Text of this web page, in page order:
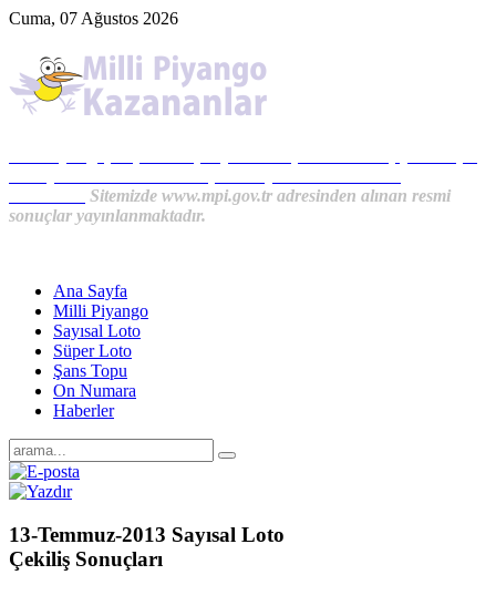
Cuma, 07 Ağustos 2026
Sitemizde www.mpi.gov.tr adresinden alınan resmi
sonuçlar yayınlanmaktadır.
Ana Sayfa
Milli Piyango
Sayısal Loto
Süper Loto
Şans Topu
On Numara
Haberler
13-Temmuz-2013 Sayısal Loto
Çekiliş Sonuçları